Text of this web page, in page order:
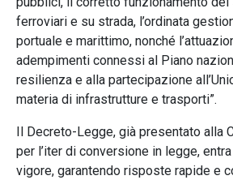
ferroviari e su strada, l’ordinata
portuale e marittimo, nonché
adempimenti connessi al Piano
resilienza e alla partecipazione
materia di infrastrutture e trasporti”.
Il Decreto-Legge, già presentato alla
per l’iter di conversione in legge,
vigore, garantendo risposte rapide e